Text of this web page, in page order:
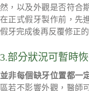
然，以及外觀是否符合
在正式假牙製作前，先
假牙完成後再反覆修正
3.部分狀況可暫時
並非每個缺牙位置都一
區若不影響外觀，醫師